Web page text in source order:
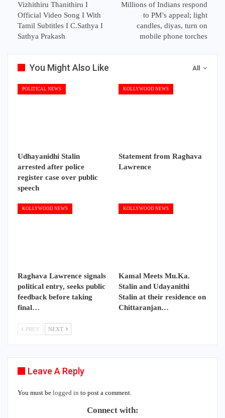
Vizhithiru Thanithiru I
Official Video Song I With
Tamil Subtitles I C.Sathya I
Sathya Prakash
Millions of Indians respond
to PM’s appeal; light
candles, diyas, turn on
mobile phone torches
All
You Might Also Like
POLITICAL NEWS
Udhayanidhi Stalin
arrested after police
register case over public
speech
KOLLYWOOD NEWS
Statement from Raghava
Lawrence
KOLLYWOOD NEWS
Raghava Lawrence signals
political entry, seeks public
feedback before taking
final…
KOLLYWOOD NEWS
Kamal Meets Mu.Ka.
Stalin and Udayanithi
Stalin at their residence on
Chittaranjan…
PREV NEXT
Leave A Reply
You must be logged in to post a comment.
Connect with: